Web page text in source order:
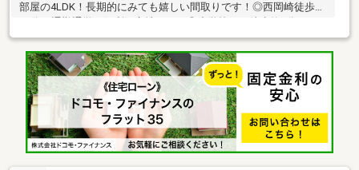
部屋の4LDK！長期的にみても嬉しい間取りです！◎西岡崎徒歩約
子様がいるご家庭も安心です◎◎ウォークインクローゼット付き
で収納充実！◎カウンターキッチンでリビングを見渡せます♪～～
ライフインフォメーション～～・JR東海道本線「西岡崎」駅：徒
歩約10分・矢作南小学校：徒歩約6分・矢作中学校：徒歩約37
分・フェルナ大和店：徒歩4分・サンドラッグ岡崎大和田店：徒歩
6分・フィール大和店：徒歩9分・エルエルタウン：徒歩32分